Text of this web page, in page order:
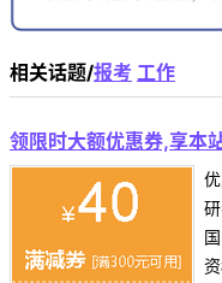
相关话题/报考 工作
领限时大额优惠券,享本